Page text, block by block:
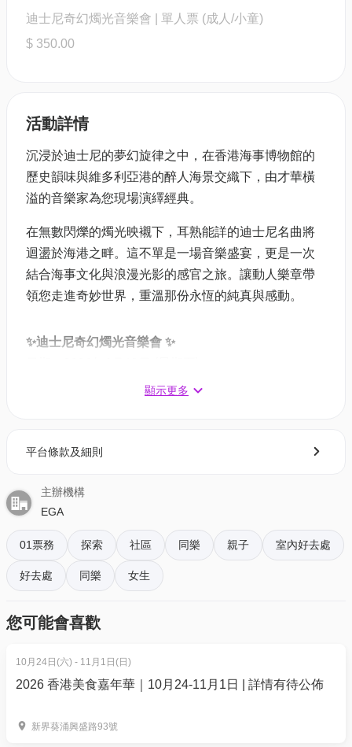
迪士尼奇幻燭光音樂會 | 單人票 (成人/小童)
$ 350.00
活動詳情
沉浸於迪士尼的夢幻旋律之中，在香港海事博物館的
歷史韻味與維多利亞港的醉人海景交織下，由才華橫
溢的音樂家為您現場演繹經典。
在無數閃爍的燭光映襯下，耳熟能詳的迪士尼名曲將
迴盪於海港之畔。這不單是一場音樂盛宴，更是一次
結合海事文化與浪漫光影的感官之旅。讓動人樂章帶
領您走進奇妙世界，重溫那份永恆的純真與感動。
✨迪士尼奇幻燭光音樂會 ✨
時間：18:30, 20:30（每節時長60分鐘）
票類
單人門票（大小同價）: $380
Playlist: (Playlist order and songs are subject to
final confirmation.)
Pinocchio - When You Wish Upon a Star - 木偶奇遇記
王
Cinderella - A Dream is a Wish Your Heart Makes - 灰姑
娘
主
顯示更多
平台條款及細則
主辦機構
EGA
01票務 探索 社區 同樂 親子 室內好去處
好去處 同樂 女生
您可能會喜歡
10月24日(六) - 11月1日(日)
2026 香港美食嘉年華｜10月24-11月1日 | 詳情有待公佈
新界葵涌興盛路93號